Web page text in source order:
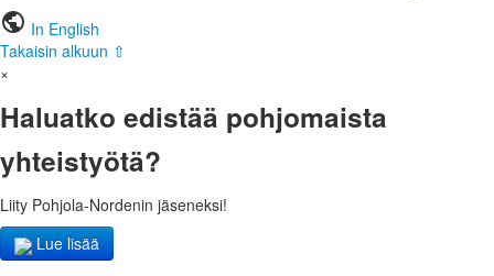
public In English
Takaisin alkuun ⇧
×
Haluatko edistää pohjomaista
yhteistyötä?
Liity Pohjola-Nordenin jäseneksi!
Lue lisää